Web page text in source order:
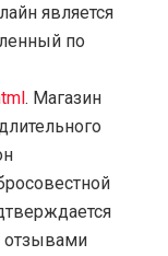
является
по
. Магазин